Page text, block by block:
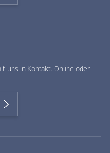
uns in Kontakt. Online oder